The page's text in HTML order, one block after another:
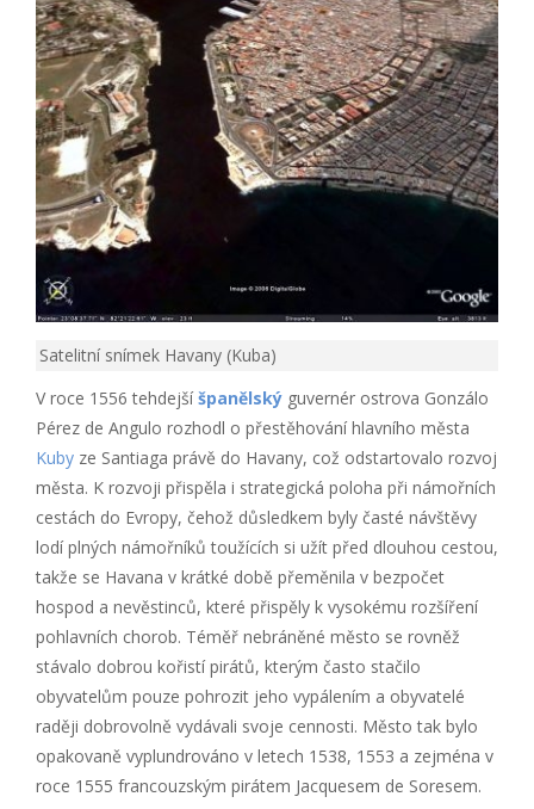
Satelitní snímek Havany (Kuba)
V roce 1556 tehdejšíšpanělský guvernér ostrova Gonzálo
Pérez de Angulo rozhodl o přestěhování hlavního města
Kuby ze Santiaga právě do Havany, což odstartovalo rozvoj
města. K rozvoji přispěla i strategická poloha při námořních
cestách do Evropy, čehož důsledkem byly časté návštěvy
lodí plných námořníků toužících si užít před dlouhou cestou,
takže se Havana v krátké době přeměnila v bezpočet
hospod a nevěstinců, které přispěly k vysokému rozšíření
pohlavních chorob. Téměř nebráněné město se rovněž
stávalo dobrou kořistí pirátů, kterým často stačilo
obyvatelům pouze pohrozit jeho vypálením a obyvatelé
raději dobrovolně vydávali svoje cennosti. Město tak bylo
opakovaně vyplundrováno v letech 1538, 1553 a zejména v
roce 1555 francouzským pirátem Jacquesem de Soresem.